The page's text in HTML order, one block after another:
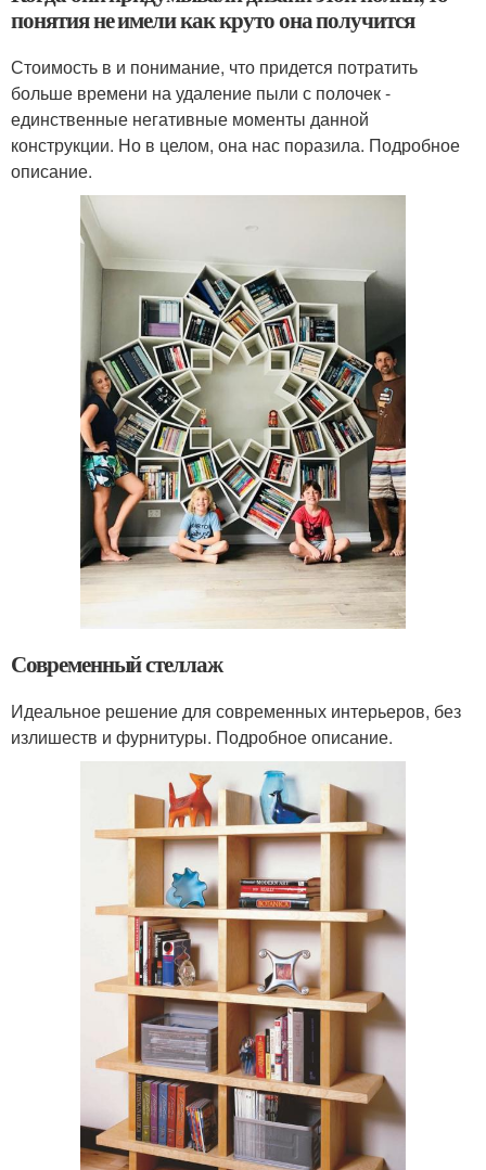
понятия не имели как круто она получится
Стоимость в и понимание, что придется потратить
больше времени на удаление пыли с полочек -
единственные негативные моменты данной
конструкции. Но в целом, она нас поразила. Подробное
описание.
Современный стеллаж
Идеальное решение для современных интерьеров, без
излишеств и фурнитуры. Подробное описание.